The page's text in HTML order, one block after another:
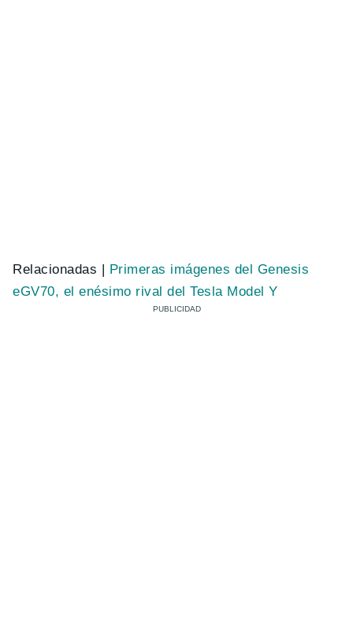
Relacionadas | Primeras imágenes del Genesis
eGV70, el enésimo rival del Tesla Model Y